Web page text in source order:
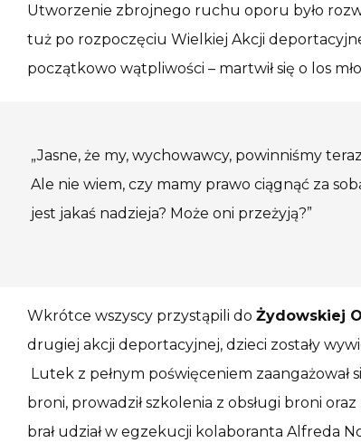
Utworzenie zbrojnego ruchu oporu było
tuż po rozpoczęciu Wielkiej Akcji
początkowo wątpliwości – martwił się o los
„Jasne, że my, wychowawcy, powinniśmy
Ale nie wiem, czy mamy prawo ciągnąć za
jest jakaś nadzieja? Może oni przeżyją?”
Wkrótce wszyscy przystąpili do Żydowskiej
drugiej akcji deportacyjnej, dzieci zostały
Lutek z pełnym poświęceniem zaangażował
broni, prowadził szkolenia z obsługi broni
brał udział w egzekucji kolaboranta Alfreda